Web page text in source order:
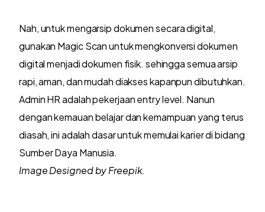
Nah, untuk mengarsip dokumen secara digital,
gunakan Magic Scan untuk mengkonversi dokumen
digital menjadi dokumen fisik. sehingga semua arsip
rapi, aman, dan mudah diakses kapanpun dibutuhkan.
Admin HR adalah pekerjaan entry level. Nanun
dengan kemauan belajar dan kemampuan yang terus
diasah, ini adalah dasar untuk memulai karier di bidang
Sumber Daya Manusia.
Image Designed by Freepik.